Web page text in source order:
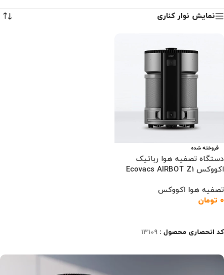
نمایش نوار کناری
فروخته شده
دستگاه تصفیه هوا رباتیک
اکووکس Ecovacs AIRBOT Z1
تصفیه هوا اکووکس
۰ تومان
کد انحصاری محصول : 13109